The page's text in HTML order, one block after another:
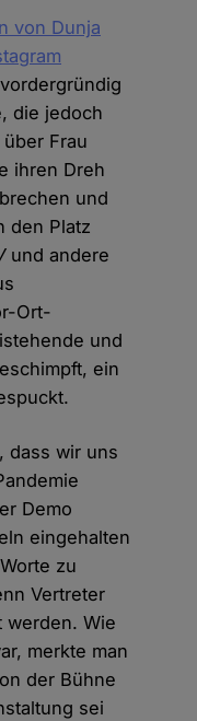
von Dunja
die jedoch
Frau
ihren Dreh
und
den Platz
und andere
Ort-
und
ein
dass wir uns
Demo
eingehalten
zu
Vertreter
werden. Wie
merkte man
der Bühne
sei